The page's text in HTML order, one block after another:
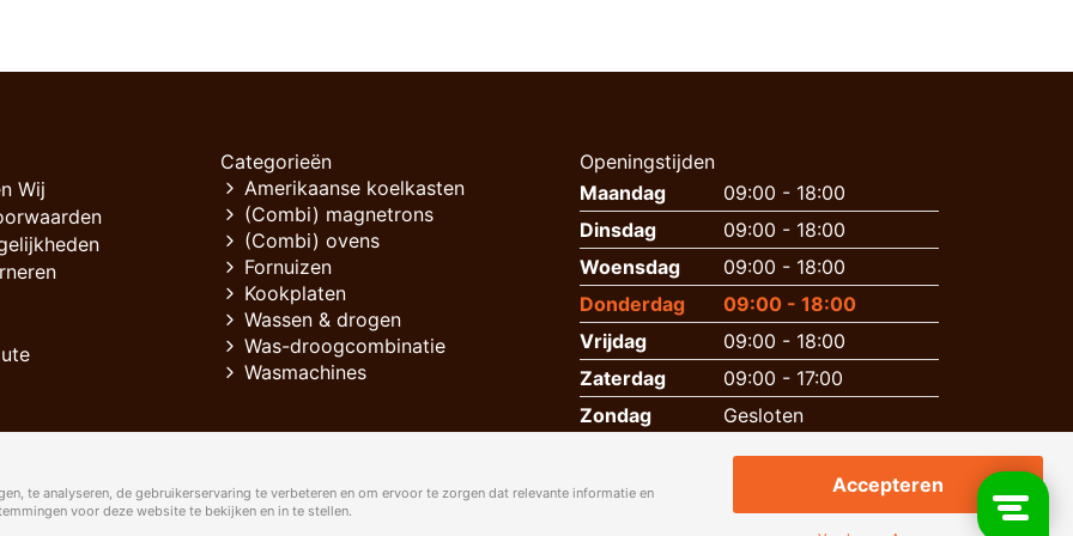
Wij
Categorieën
Amerikaanse koelkasten
(Combi) magnetrons
(Combi) ovens
Fornuizen
Kookplaten
Wassen & drogen
Was-droogcombinatie
Wasmachines
Openingstijden
Maandag
09:00 - 18:00
Dinsdag
09:00 - 18:00
Woensdag
09:00 - 18:00
Donderdag
09:00 - 18:00
Vrijdag
09:00 - 18:00
Zaterdag
09:00 - 17:00
Zondag
Gesloten
te analyseren, de gebruikerservaring te verbeteren en om ervoor te zorgen dat relevante informatie en
voor deze website te bekijken en in te stellen.
Accepteren